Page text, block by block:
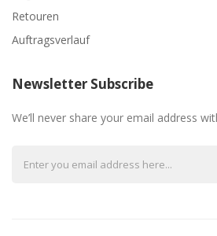
Retouren
Auftragsverlauf
Newsletter Subscribe
We’ll never share your email address